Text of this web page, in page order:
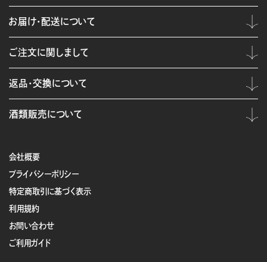
会社概要
プライバシーポリシー
特定商取引に基づく表示
利用規約
お問い合わせ
ご利用ガイド
お届け・配送について
ご注文に関しまして
返品・交換について
酒類販売について